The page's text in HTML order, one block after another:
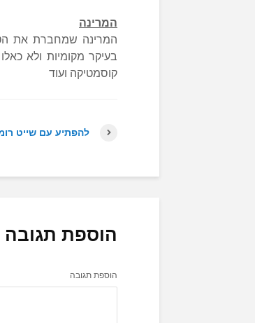
המרינה
בעיקר מקומיות ולא
קוסמטיקה ועוד
להפתיע עם שייט
הוספת תגובה
הוספת תגובה